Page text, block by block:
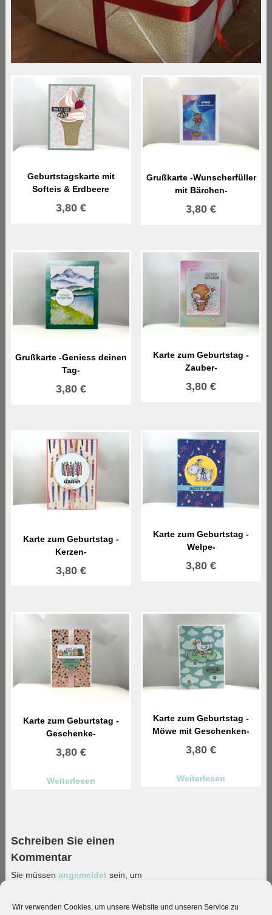
Wir verwenden Cookies, um unsere Website und unseren Service zu
Geburtstagskarte mit
Softeis & Erdbeere
3,80 €
Grußkarte -Wunscherfüller
mit Bärchen-
3,80€
Grußkarte -Geniess deinen
Tag-
3,80 €
Karte zum Geburtstag -
Zauber-
3,80€
Karte zum Geburtstag -
Kerzen-
3,80 €
Karte zum Geburtstag -
Welpe-
3,80€
Karte zum Geburtstag -
Geschenke-
3,80 €
Weiterlesen
Karte zum Geburtstag -
Möwe mit Geschenken-
3,80€
Weiterlesen
Schreiben Sie einen
Kommentar
Sie müssen angemeldetsein, um